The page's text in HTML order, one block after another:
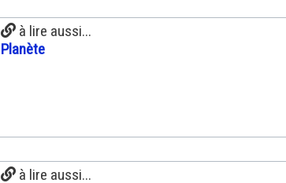
à lire aussi...
Planète
à lire aussi...